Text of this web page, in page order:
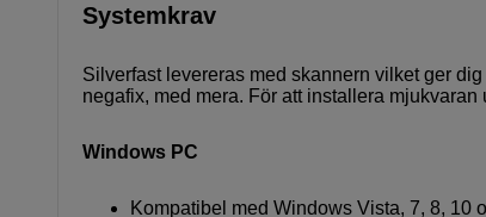
Systemkrav
Silverfast levereras med skannern vilket ger
negafix, med mera. För att installera
Windows PC
Kompatibel med Windows Vista, 7, 8, 10